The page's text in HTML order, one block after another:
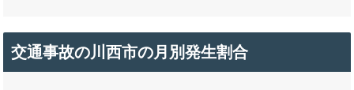
交通事故の川西市の月別発生割合